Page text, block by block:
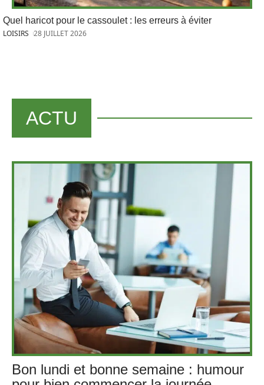
Quel haricot pour le cassoulet : les erreurs à éviter
LOISIRS 28 JUILLET 2026
ACTU
Bon lundi et bonne semaine : humour